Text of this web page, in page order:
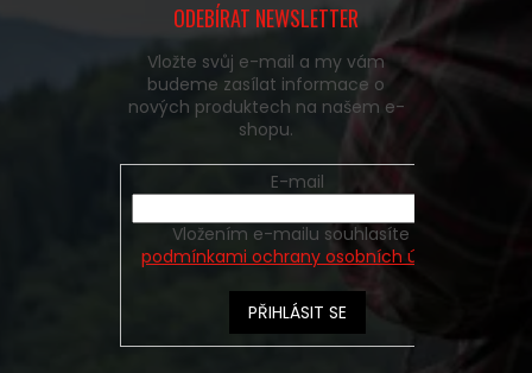
ODEBÍRAT NEWSLETTER
Vložte svůj e-mail a my vám
budeme zasílat informace o
nových produktech na našem e-
shopu.
E-mail
podmínkami ochrany osobních údajů
PŘIHLÁSIT SE